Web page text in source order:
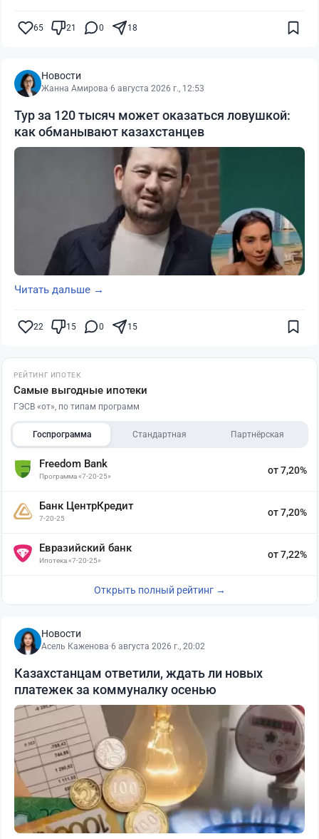
65 21 0 18
Новости
Жанна Амирова·6 августа 2026 г., 12:53
Тур за 120 тысяч может оказаться ловушкой:
как обманывают казахстанцев
Читать дальше →
22 15 0 15
РЕЙТИНГ ИПОТЕК
Самые выгодные ипотеки
ГЭСВ «от», по типам программ
Госпрограмма Стандартная Партнёрская
Freedom Bank
Программа «7-20-25»
от 7,20%
Банк ЦентрКредит
7-20-25
от 7,20%
Евразийский банк
Ипотека «7-20-25»
от 7,22%
Открыть полный рейтинг →
Новости
Асель Каженова·6 августа 2026 г., 20:02
Казахстанцам ответили, ждать ли новых
платежек за коммуналку осенью